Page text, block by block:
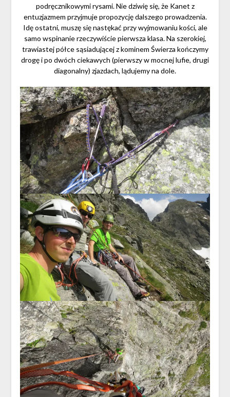
podręcznikowymi rysami. Nie dziwię się, że Kanet z
entuzjazmem przyjmuje propozycję dalszego prowadzenia.
Idę ostatni, muszę się nastękać przy wyjmowaniu kości, ale
samo wspinanie rzeczywiście pierwsza klasa. Na szerokiej,
trawiastej półce sąsiadującej z kominem Świerza kończymy
drogę i po dwóch ciekawych (pierwszy w mocnej lufie, drugi
diagonalny) zjazdach, lądujemy na dole.